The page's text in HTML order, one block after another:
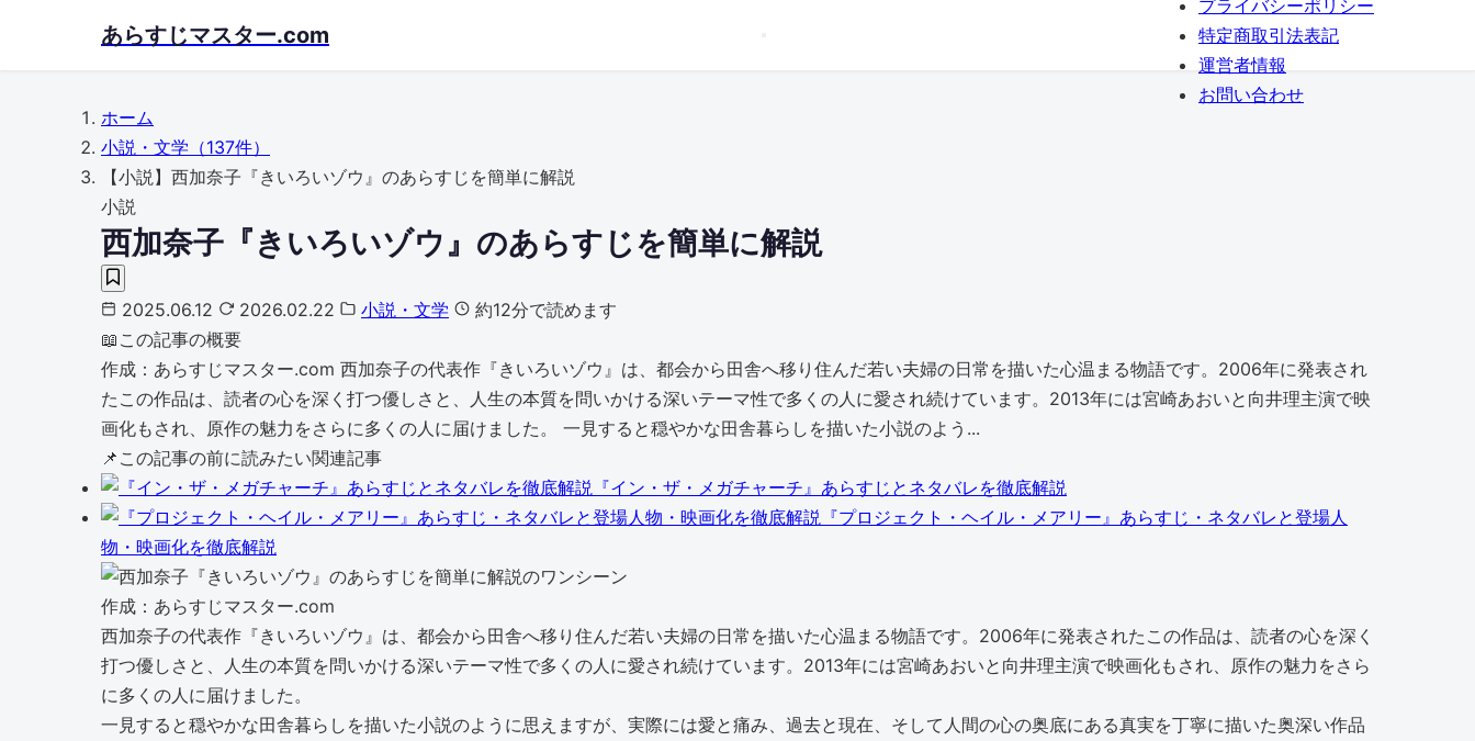
あらすじマスター.com
プライバシーポリシー
特定商取引法表記
運営者情報
お問い合わせ
ホーム
小説・文学 （137件）
【小説】西加奈子『きいろいゾウ』のあらすじを簡単に解説
小説
西加奈子『きいろいゾウ』のあらすじを簡単に解説
2025.06.12 2026.02.22 小説・文学
約12分で読めます
📖 この記事の概要
作成：あらすじマスター.com 西加奈子の代表作『きいろいゾウ』は、都会から田舎へ移り住んだ若い夫婦の日常を描いた心温まる物語です。2006年に発表され
たこの作品は、読者の心を深く打つ優しさと、人生の本質を問いかける深いテーマ性で多くの人に愛され続けています。2013年には宮崎あおいと向井理主演で映
画化もされ、原作の魅力をさらに多くの人に届けました。 一見すると穏やかな田舎暮らしを描いた小説のよう...
📌 この記事の前に読みたい関連記事
『イン・ザ・メガチャーチ』あらすじとネタバレを徹底解説
『プロジェクト・ヘイル・メアリー』あらすじ・ネタバレと登場人
物・映画化を徹底解説
作成：あらすじマスター.com
西加奈子の代表作『きいろいゾウ』は、都会から田舎へ移り住んだ若い夫婦の日常を描いた心温まる物語です。2006年に発表されたこの作品は、読者の心を深く
打つ優しさと、人生の本質を問いかける深いテーマ性で多くの人に愛され続けています。2013年には宮崎あおいと向井理主演で映画化もされ、原作の魅力をさら
に多くの人に届けました。
一見すると穏やかな田舎暮らしを描いた小説のように思えますが、実際には愛と痛み、過去と現在、そして人間の心の奥底にある真実を丁寧に描いた奥深い作品